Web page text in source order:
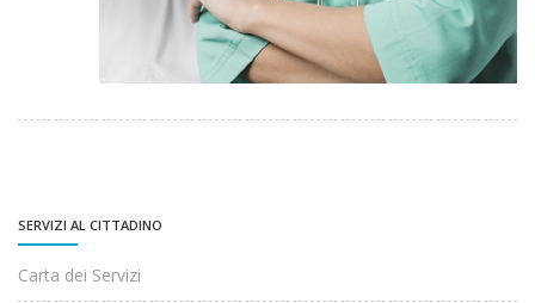
SERVIZI AL CITTADINO
Carta dei Servizi